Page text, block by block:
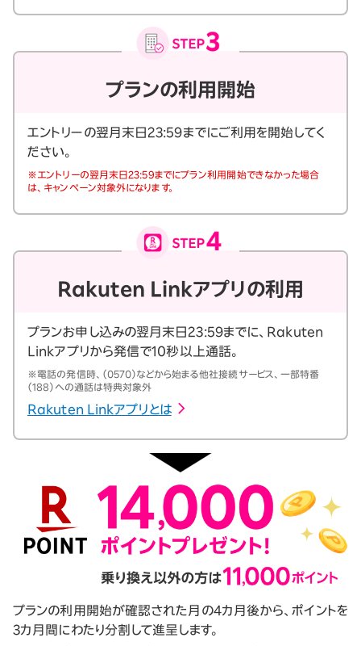
プランの利用開始
エントリーの翌月末日23:59までにご利用を開始してく
ださい。
※エントリーの翌月末日23:59までにプラン利用開始できなかった場合
は、キャンペーン対象外になります。
Rakuten Linkアプリの利用
プランお申し込みの翌月末日23:59までに、Rakuten
Linkアプリから発信で10秒以上通話。
※電話の発信時、（0570）などから始まる他社接続サービス、一部特番
（188）への通話は特典対象外
Rakuten Linkアプリとは
プランの利用開始が確認された月の4カ月後から、ポイントを
3カ月間にわたり分割して進呈します。